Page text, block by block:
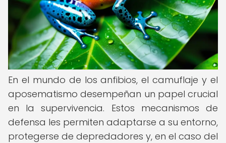
En el mundo de los anfibios, el camuflaje y el
aposematismo desempeñan un papel crucial
en la supervivencia. Estos mecanismos de
defensa les permiten adaptarse a su entorno,
protegerse de depredadores y, en el caso del